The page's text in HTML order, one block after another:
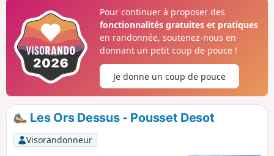
parcours vous rencontrerez de nombreux chamois et
bouquetins.
Pour continuer à proposer des
fonctionnalités gratuites et pratiques
en randonnée, soutenez-nous en
donnant un petit coup de pouce !
Je donne un coup de pouce
Les Ors Dessus - Pousset Desot
Visorandonneur